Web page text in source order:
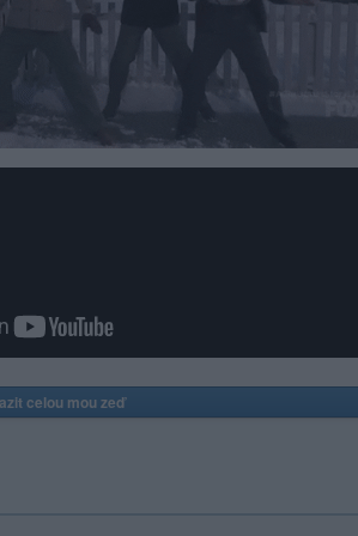
celou mou zeď